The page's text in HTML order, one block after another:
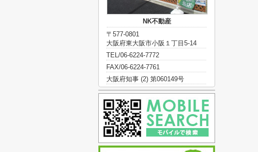
NK不動産
〒577-0801
大阪府東大阪市小阪１丁目5-14
TEL/06-6224-7772
FAX/06-6224-7761
大阪府知事 (2) 第060149号